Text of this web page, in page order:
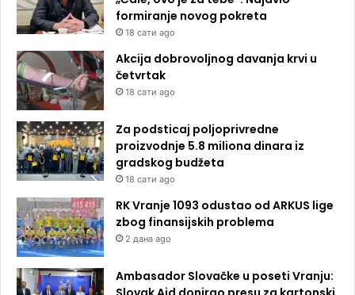
formiranje novog pokreta
18 сати ago
Akcija dobrovoljnog davanja krvi u
četvrtak
18 сати ago
Za podsticaj poljoprivredne
proizvodnje 5.8 miliona dinara iz
gradskog budžeta
18 сати ago
RK Vranje 1093 odustao od ARKUS lige
zbog finansijskih problema
2 дана ago
Ambasador Slovačke u poseti Vranju: